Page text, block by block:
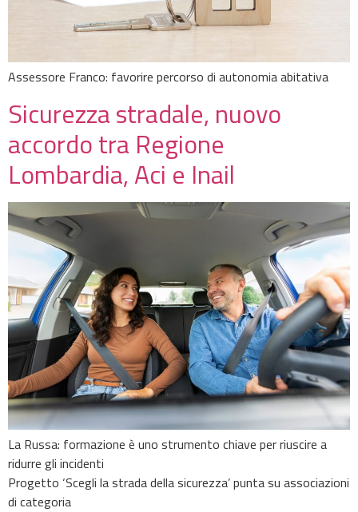
Assessore Franco: favorire percorso di autonomia abitativa
Sicurezza stradale, nuovo
accordo tra Regione
Lombardia, Aci e Inail
La Russa: formazione è uno strumento chiave per riuscire a
ridurre gli incidenti
Progetto ‘Scegli la strada della sicurezza’ punta su associazioni
di categoria